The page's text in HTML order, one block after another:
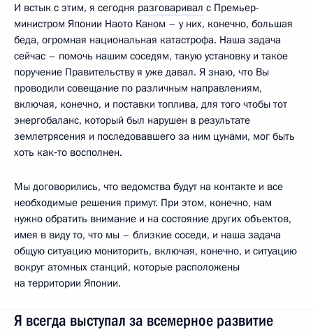
И встык с этим, я сегодня разговаривал с Премьер-
министром Японии Наото Каном – у них, конечно, большая
беда, огромная национальная катастрофа. Наша задача
сейчас – помочь нашим соседям, такую установку и такое
поручение Правительству я уже давал. Я знаю, что Вы
проводили совещание по различным направлениям,
включая, конечно, и поставки топлива, для того чтобы тот
энергобаланс, который был нарушен в результате
землетрясения и последовавшего за ним цунами, мог быть
хоть как‑то восполнен.
Мы договорились, что ведомства будут на контакте и все
необходимые решения примут. При этом, конечно, нам
нужно обратить внимание и на состояние других объектов,
имея в виду то, что мы – близкие соседи, и наша задача
общую ситуацию мониторить, включая, конечно, и ситуацию
вокруг атомных станций, которые расположены
на территории Японии.
Я всегда выступал за всемерное развитие